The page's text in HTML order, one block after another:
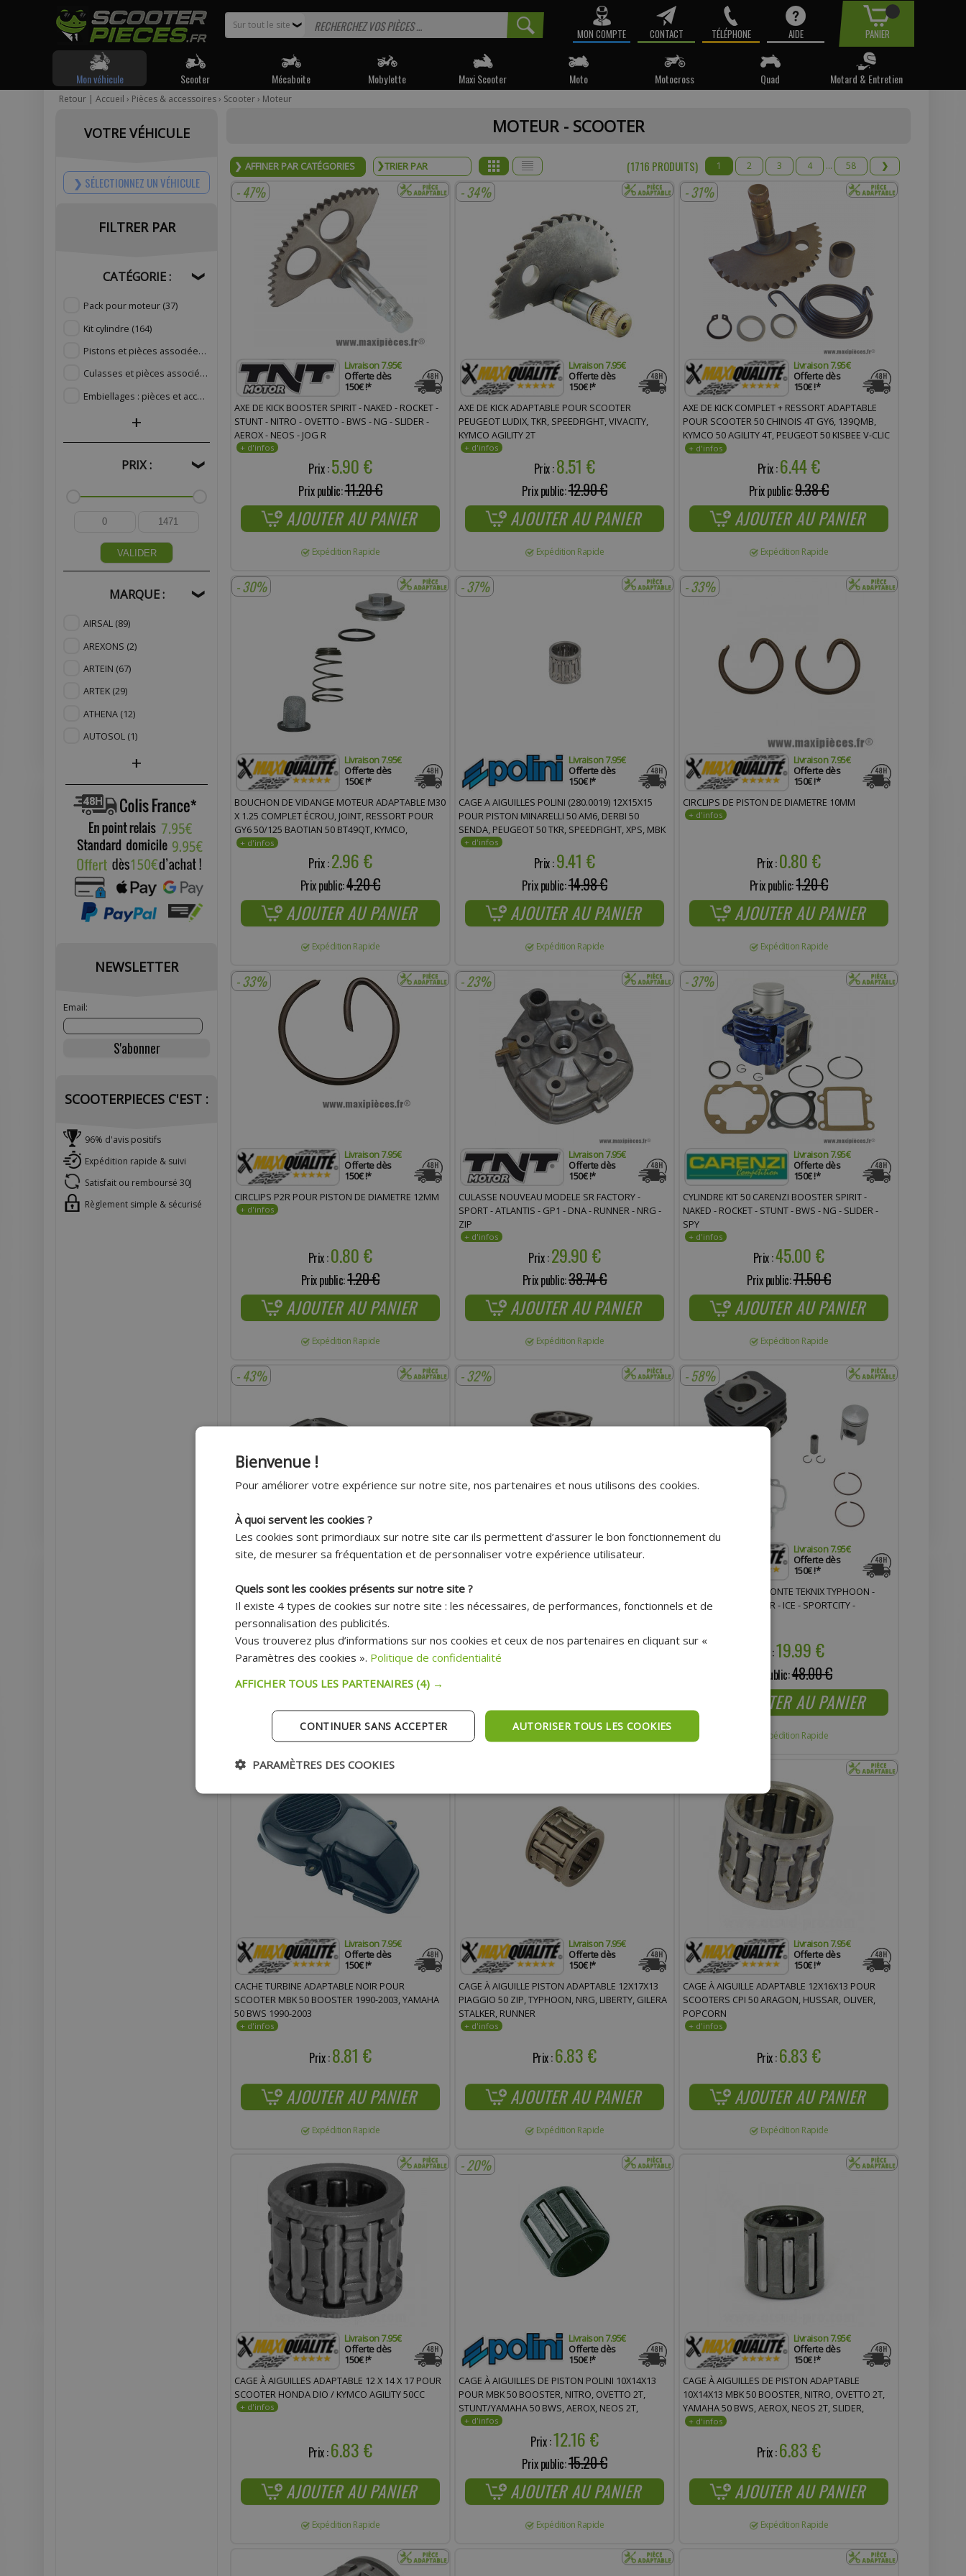
❯
Sur tout le site
MON COMPTE CONTACT TÉLÉPHONE AIDE PANIER
Mon véhicule Scooter Mécaboite Mobylette Maxi Scooter Moto Motocross Quad Motard & Entretien
Retour | Accueil › Pièces & accessoires› Scooter› Moteur
MOTEUR - SCOOTER
AFFINER PAR CATÉGORIES (1716 PRODUITS) 1 2 3 4 ... 58 ❯
- 47%
Livraison 7.95€
Offerte dès
150€ !*
AXE DE KICK BOOSTER SPIRIT - NAKED - ROCKET -
STUNT - NITRO - OVETTO - BWS - NG - SLIDER -
AEROX - NEOS - JOG R
Prix :5.90 €
Prix public:11.20 €
AJOUTER AU PANIER
Expédition Rapide
- 34%
Livraison 7.95€
Offerte dès
150€ !*
AXE DE KICK ADAPTABLE POUR SCOOTER
PEUGEOT LUDIX, TKR, SPEEDFIGHT, VIVACITY,
KYMCO AGILITY 2T
Prix :8.51 €
Prix public:12.90 €
AJOUTER AU PANIER
Expédition Rapide
- 31%
Livraison 7.95€
Offerte dès
150€ !*
AXE DE KICK COMPLET + RESSORT ADAPTABLE
POUR SCOOTER 50 CHINOIS 4T GY6, 139QMB,
KYMCO 50 AGILITY 4T, PEUGEOT 50 KISBEE V-CLIC
4T, SYM 50 ORBIT 4T, BAOTIAN 50 BT49QT 4T *
Prix :6.44 €
Prix public:9.38 €
AJOUTER AU PANIER
Expédition Rapide
- 30%
Livraison 7.95€
Offerte dès
150€ !*
BOUCHON DE VIDANGE MOTEUR ADAPTABLE M30
X 1.25 COMPLET ÉCROU, JOINT, RESSORT POUR
GY6 50/125 BAOTIAN 50 BT49QT, KYMCO,
PEUGEOT, SYM, PIAGGIO * PRIX SPÉCIAL !
Prix :2.96 €
Prix public:4.20 €
AJOUTER AU PANIER
Expédition Rapide
- 37%
Livraison 7.95€
Offerte dès
150€ !*
CAGE A AIGUILLES POLINI (280.0019) 12X15X15
POUR PISTON MINARELLI 50 AM6, DERBI 50
SENDA, PEUGEOT 50 TKR, SPEEDFIGHT, XPS, MBK
X-POWER, YAMAHA 50 TZR, RIEJU 50 RR, SMX *
Prix :9.41 €
Prix public:14.98 €
AJOUTER AU PANIER
Expédition Rapide
- 33%
Livraison 7.95€
Offerte dès
150€ !*
CIRCLIPS DE PISTON DE DIAMETRE 10MM
Prix :0.80 €
Prix public:1.20 €
AJOUTER AU PANIER
Expédition Rapide
- 33%
Livraison 7.95€
Offerte dès
150€ !*
CIRCLIPS P2R POUR PISTON DE DIAMETRE 12MM
Prix :0.80 €
Prix public:1.20 €
AJOUTER AU PANIER
Expédition Rapide
- 23%
Livraison 7.95€
Offerte dès
150€ !*
CULASSE NOUVEAU MODELE SR FACTORY -
SPORT - ATLANTIS - GP1 - DNA - RUNNER - NRG -
ZIP
Prix :29.90 €
Prix public:38.74 €
AJOUTER AU PANIER
Expédition Rapide
- 37%
Livraison 7.95€
Offerte dès
150€ !*
CYLINDRE KIT 50 CARENZI BOOSTER SPIRIT -
NAKED - ROCKET - STUNT - BWS - NG - SLIDER -
SPY
Prix :45.00 €
Prix public:71.50 €
AJOUTER AU PANIER
Expédition Rapide
- 43%
Livraison 7.95€
Offerte dès
CYLINDRE MOTEUR CHEMISE FONTE BOOSTER
SPIRIT - NAKED - ROCKET - STUNT - BW'S - NG -
SLIDER - SPY
Prix :19.99 €
- 32%
Livraison 7.95€
Offerte dès
CYLINDRE MOTEUR FONTE TEKNIX NITRO - AEROX -
MACH G - JOG RR - APRILIA SR - JOG RR
44.90 €
- 58%
Livraison 7.95€
Offerte dès
150€ !*
CYLINDRE MOTEUR FONTE TEKNIX TYPHOON -
VESPA - ZIP - STALKER - ICE - SPORTCITY -
Prix :19.99 €
Prix public:48.00 €
AJOUTER AU PANIER
Expédition Rapide
Livraison 7.95€
Offerte dès
150€ !*
CACHE TURBINE ADAPTABLE NOIR POUR
SCOOTER MBK 50 BOOSTER 1990-2003, YAMAHA
50 BWS 1990-2003
Prix :8.81 €
AJOUTER AU PANIER
Expédition Rapide
Livraison 7.95€
Offerte dès
150€ !*
CAGE À AIGUILLE PISTON ADAPTABLE 12X17X13
PIAGGIO 50 ZIP, TYPHOON, NRG, LIBERTY, GILERA
STALKER, RUNNER
Prix :6.83 €
AJOUTER AU PANIER
Expédition Rapide
Livraison 7.95€
Offerte dès
150€ !*
CAGE À AIGUILLE ADAPTABLE 12X16X13 POUR
SCOOTERS CPI 50 ARAGON, HUSSAR, OLIVER,
POPCORN
Prix :6.83 €
AJOUTER AU PANIER
Expédition Rapide
Livraison 7.95€
Offerte dès
150€ !*
CAGE À AIGUILLES ADAPTABLE 12 X 14 X 17 POUR
SCOOTER HONDA DIO / KYMCO AGILITY 50CC
Prix :6.83 €
AJOUTER AU PANIER
Expédition Rapide
- 20%
Livraison 7.95€
Offerte dès
150€ !*
CAGE À AIGUILLES DE PISTON POLINI 10X14X13
POUR MBK 50 BOOSTER, NITRO, OVETTO 2T,
STUNT/YAMAHA 50 BWS, AEROX, NEOS 2T,
SLIDER/MALAGUTI 50 F12/APRILIA 50 SR (280.0017)
Prix :12.16 €
Prix public:15.20 €
AJOUTER AU PANIER
Expédition Rapide
Livraison 7.95€
Offerte dès
150€ !*
CAGE À AIGUILLES DE PISTON ADAPTABLE
10X14X13 MBK 50 BOOSTER, NITRO, OVETTO 2T,
YAMAHA 50 BWS, AEROX, NEOS 2T, SLIDER,
MALAGUTI 50 F12
Prix :6.83 €
AJOUTER AU PANIER
Expédition Rapide
VOTRE VÉHICULE
SÉLECTIONNEZ UN VÉHICULE
FILTRER PAR
CATÉGORIE : ❯
Pack pour moteur (37)
Kit cylindre (164)
Pistons et pièces associées
Culasses et pièces associées
Embiellages : pièces et accessoires
(198)
+
PRIX : ❯
VALIDER
MARQUE : ❯
AIRSAL (89)
AREXONS (2)
ARTEIN (67)
ARTEK (29)
ATHENA (12)
AUTOSOL (1)
+
NEWSLETTER
Email:
SCOOTERPIECES C'EST :
96% d'avis positifs
Expédition rapide & suivi
Satisfait ou remboursé 30J
Règlement simple & sécurisé
Pour être informé sur la disponibilité du produit, veuillez indiquer votre email.
* Email :
Téléphone :
Commentaire :
Bienvenue !
Pour améliorer votre expérience sur notre site, nos partenaires et nous utilisons des cookies.
À quoi servent les cookies ?
Les cookies sont primordiaux sur notre site car ils permettent d’assurer le bon fonctionnement du
site, de mesurer sa fréquentation et de personnaliser votre expérience utilisateur.
Quels sont les cookies présents sur notre site ?
Il existe 4 types de cookies sur notre site : les nécessaires, de performances, fonctionnels et de
personnalisation des publicités.
Vous trouverez plus d’informations sur nos cookies et ceux de nos partenaires en cliquant sur «
Paramètres des cookies ». Politique de confidentialité
AFFICHER TOUS LES PARTENAIRES (4) →
AUTORISER TOUS LES COOKIES
CONTINUER SANS ACCEPTER
PARAMÈTRES DES COOKIES